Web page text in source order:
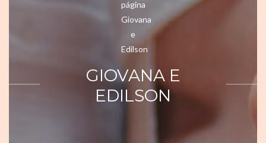
GIOVANA E
EDILSON